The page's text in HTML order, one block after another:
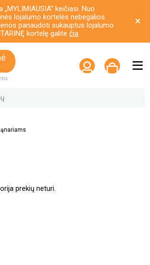
keičiasi. Nuo
lojalumo kortelės nebegalios.
panaudoti sukauptus lojalumo
kortelę galite čia
prekių neturi.